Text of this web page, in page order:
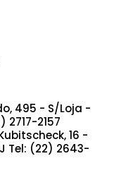
495 - S/Loja -
2717-2157
16 -
Tel: (22) 2643-